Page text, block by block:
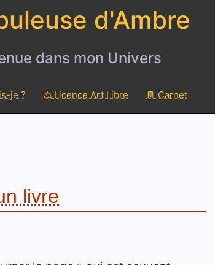
d'Ambre
dans mon Univers
je ? ⚖️ Licence Art Libre 📔 Carnet
livre